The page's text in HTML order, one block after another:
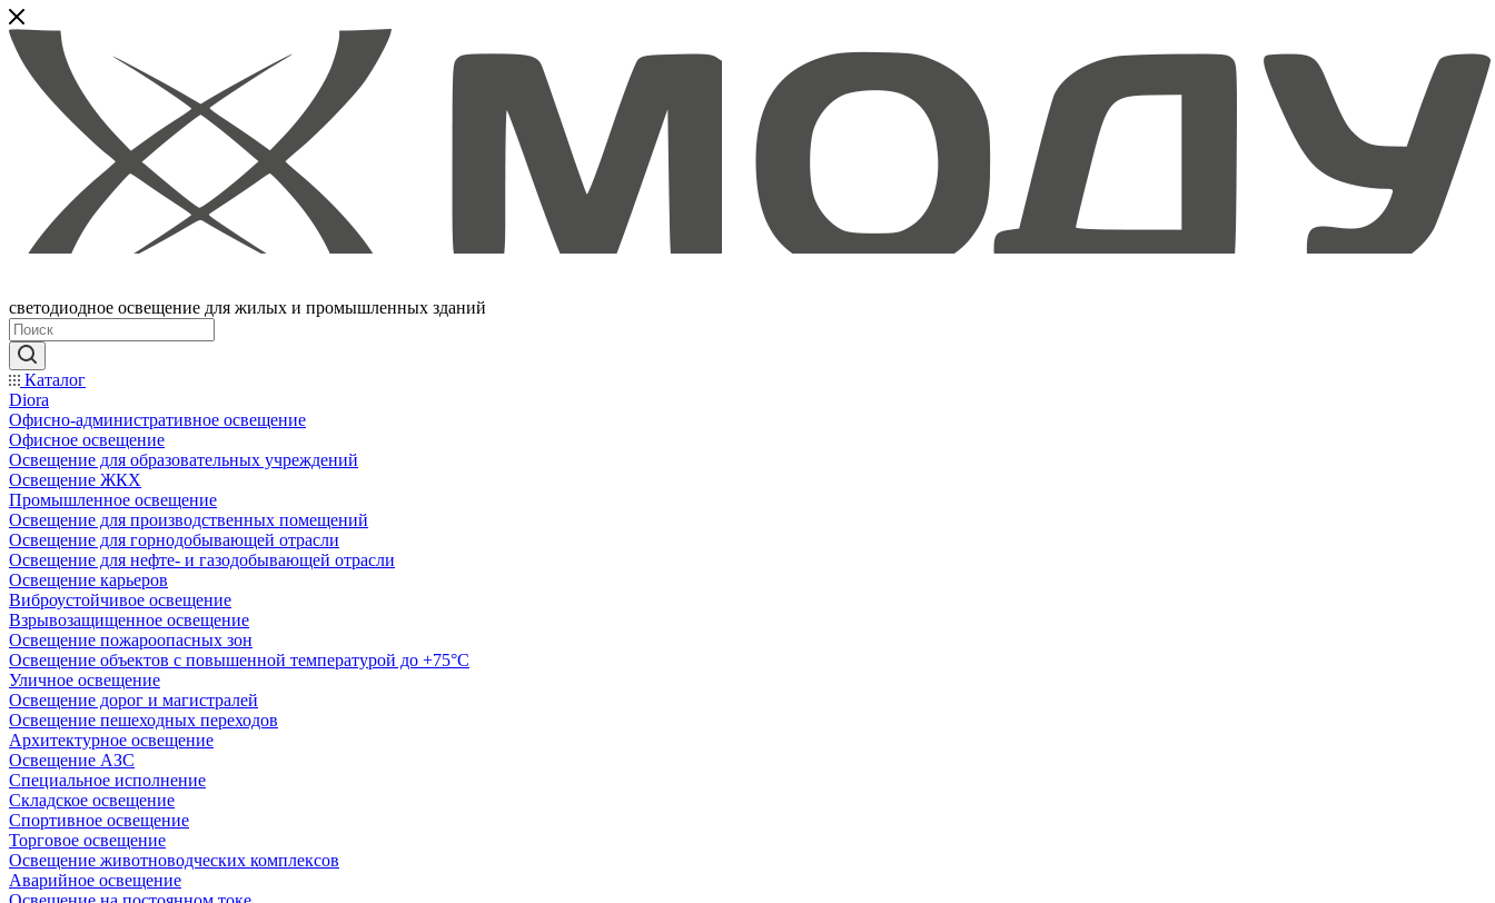
светодиодное освещение для жилых и промышленных зданий
Каталог
Diora
Офисно-административное освещение
Офисное освещение
Освещение для образовательных учреждений
Освещение ЖКХ
Промышленное освещение
Освещение для производственных помещений
Освещение для горнодобывающей отрасли
Освещение для нефте- и газодобывающей отрасли
Освещение карьеров
Виброустойчивое освещение
Взрывозащищенное освещение
Освещение пожароопасных зон
Освещение объектов с повышенной температурой до +75°C
Уличное освещение
Освещение дорог и магистралей
Освещение пешеходных переходов
Архитектурное освещение
Освещение АЗС
Специальное исполнение
Складское освещение
Спортивное освещение
Торговое освещение
Освещение животноводческих комплексов
Аварийное освещение